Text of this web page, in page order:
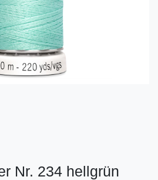
Nr. 234 hellgrün